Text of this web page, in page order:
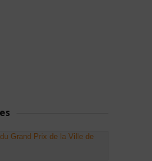
Grand Prix de la Ville de